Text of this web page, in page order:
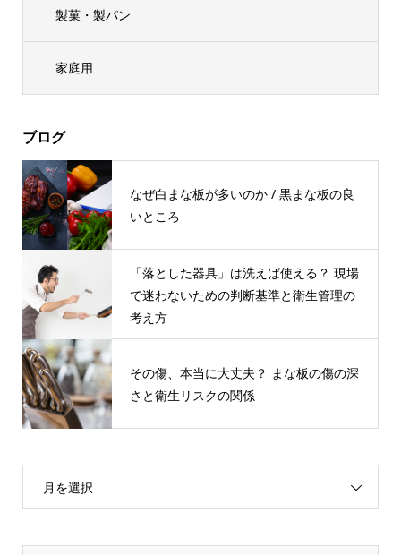
製菓・製パン
家庭用
ブログ
なぜ白まな板が多いのか / 黒まな板の良
いところ
「落とした器具」は洗えば使える？ 現場
で迷わないための判断基準と衛生管理の
考え方
その傷、本当に⼤丈夫？ まな板の傷の深
さと衛⽣リスクの関係
月を選択